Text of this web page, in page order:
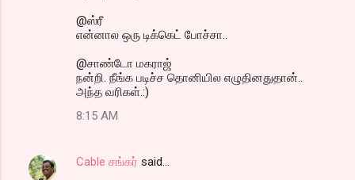
@ஸ்ரீ
என்னால ஒரு டிக்கெட் போச்சா..
@சாண்டோ மகராஜ்
நன்றி. நீங்க படிச்ச தொனியில எழுதினதுதான்..
அந்த வரிகள்.:)
8:15 AM
Cable சங்கர் said…